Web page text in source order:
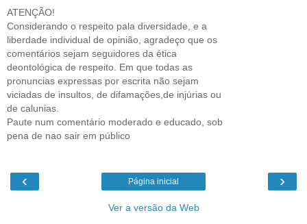
ATENÇÃO!
Considerando o respeito pala diversidade, e a
liberdade individual de opinião, agradeço que os
comentários sejam seguidores da ética
deontológica de respeito. Em que todas as
pronuncias expressas por escrita não sejam
viciadas de insultos, de difamações,de injúrias ou
de calunias.
Paute num comentário moderado e educado, sob
pena de nao sair em público
‹ ›
Página inicial
Ver a versão da Web